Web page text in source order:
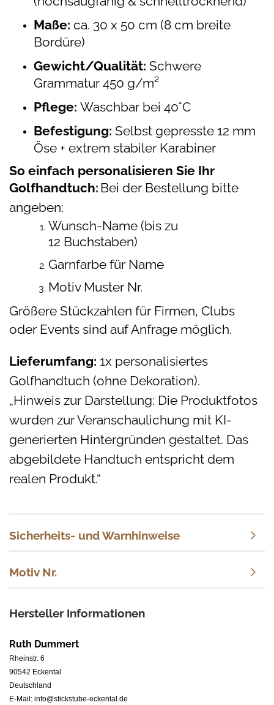
Maße: ca. 30 x 50 cm (8 cm breite
Bordüre)
Gewicht/Qualität: Schwere
Grammatur 450 g/m²
Pflege: Waschbar bei 40°C
Befestigung: Selbst gepresste 12 mm
Öse + extrem stabiler Karabiner
So einfach personalisieren Sie Ihr
Golfhandtuch: Bei der Bestellung bitte
angeben:
Wunsch-Name (bis zu
12 Buchstaben)
Garnfarbe für Name
Motiv Muster Nr.
Größere Stückzahlen für Firmen, Clubs
oder Events sind auf Anfrage möglich.
Lieferumfang: 1x personalisiertes
Golfhandtuch (ohne Dekoration).
„Hinweis zur Darstellung: Die Produktfotos
wurden zur Veranschaulichung mit KI-
generierten Hintergründen gestaltet. Das
abgebildete Handtuch entspricht dem
realen Produkt.“
Sicherheits- und Warnhinweise
Motiv Nr.
Hersteller Informationen
Ruth Dummert
Rheinstr. 6
90542 Eckental
Deutschland
E-Mail: info@stickstube-eckental.de